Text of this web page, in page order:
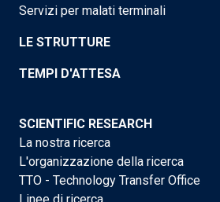
Servizi per malati terminali
LE STRUTTURE
TEMPI D'ATTESA
SCIENTIFIC RESEARCH
La nostra ricerca
L'organizzazione della ricerca
TTO - Technology Transfer Office
Linee di ricerca